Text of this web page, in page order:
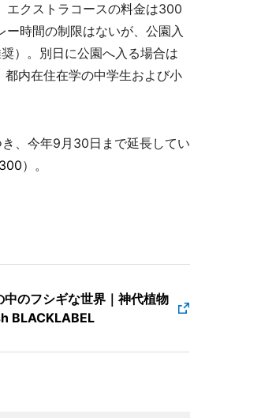
エクストラコースの料金は300
時間の制限はないが、公園入
）。別日に公園へ入る場合は
内在住在学の中学生および小
、今年9月30日まで延長してい
）。
中のフシギな世界｜神代植物
BLACKLABEL